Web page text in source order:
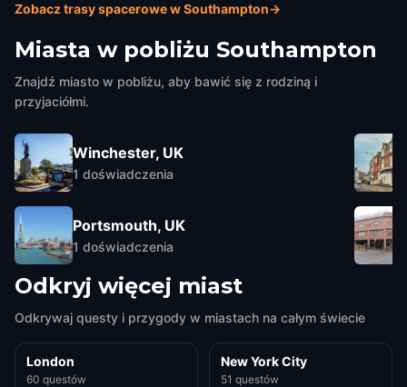
Zobacz trasy spacerowe w Southampton→
Miasta w pobliżu Southampton
Znajdź miasto w pobliżu, aby bawić się z rodziną i
przyjaciółmi.
Winchester, UK
1 doświadczenia
Portsmouth, UK
1 doświadczenia
Odkryj więcej miast
Odkrywaj questy i przygody w miastach na całym świecie
London
60 questów
New York City
51 questów